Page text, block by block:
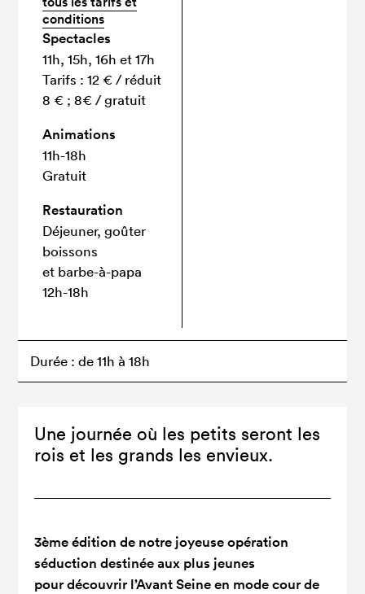
Une journée où les petits seront les
rois et les grands les envieux.
3èmeédition de notre joyeuse opération
séduction destinée aux plus jeunes
pour découvrir l’Avant Seine en mode cour de
conditions
Spectacles
11h, 15h, 16h et 17h
Tarifs : 12 € / réduit
8 € ; 8€ / gratuit
Animations
11h-18h
Gratuit
Restauration
Déjeuner, goûter
boissons
et barbe-à-papa
12h-18h
Durée : de 11h à 18h